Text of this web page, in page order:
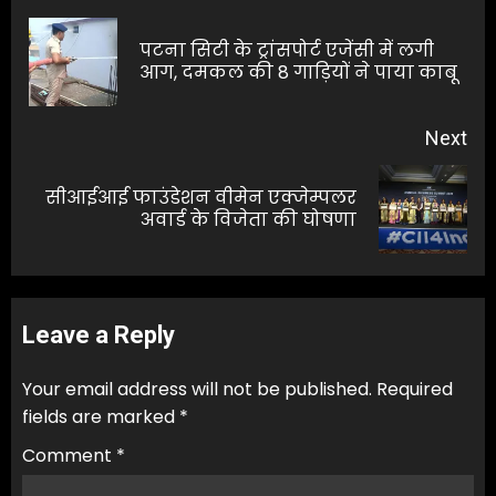
navigation
पटना सिटी के ट्रांसपोर्ट एजेंसी में लगी
आग, दमकल की 8 गाड़ियों ने पाया काबू
Next
Next
सीआईआई फाउंडेशन वीमेन एक्जेम्पलर
अवार्ड के विजेता की घोषणा
Leave a Reply
Your email address will not be published. Required
fields are marked *
Comment *